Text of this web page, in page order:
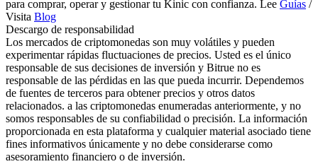
para comprar, operar y gestionar tu Kinic con confianza. Lee Guías /
Visita Blog
Descargo de responsabilidad
Los mercados de criptomonedas son muy volátiles y pueden
experimentar rápidas fluctuaciones de precios. Usted es el único
responsable de sus decisiones de inversión y Bitrue no es
responsable de las pérdidas en las que pueda incurrir. Dependemos
de fuentes de terceros para obtener precios y otros datos
relacionados. a las criptomonedas enumeradas anteriormente, y no
somos responsables de su confiabilidad o precisión. La información
proporcionada en esta plataforma y cualquier material asociado tiene
fines informativos únicamente y no debe considerarse como
asesoramiento financiero o de inversión.